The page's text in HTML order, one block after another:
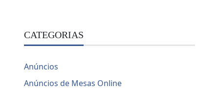
CATEGORIAS
Anúncios
Anúncios de Mesas Online